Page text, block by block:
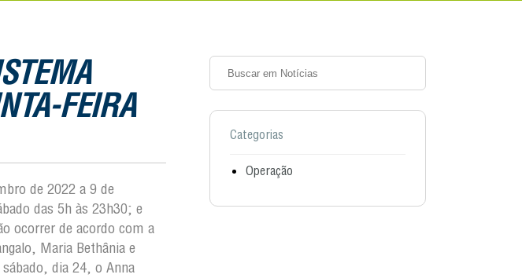
FEIRA
de 2022 a 9 de
das 5h às 23h30; e
ocorrer de acordo com a
Maria Bethânia e
dia 24, o Anna
Categorias
Operação